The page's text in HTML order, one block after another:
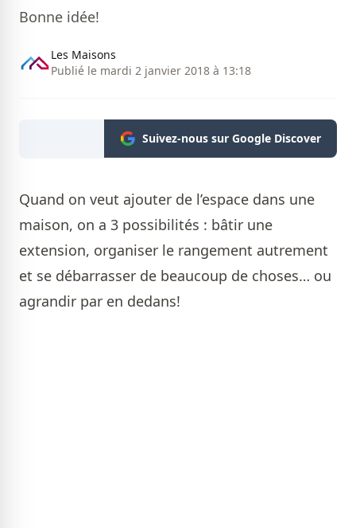
Bonne idée!
Les Maisons
Publié le mardi 2 janvier 2018 à 13:18
Suivez-nous sur Google Discover
Quand on veut ajouter de l’espace dans une
maison, on a 3 possibilités : bâtir une
extension, organiser le rangement autrement
et se débarrasser de beaucoup de choses… ou
agrandir par en dedans!